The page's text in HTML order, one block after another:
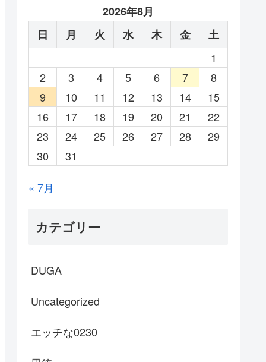
2026年8月
日
月 火 水 木 金
土
1
2
3 4 5 6 7
8
9
10 11 12 13 14
15
16
17 18 19 20 21
22
23
24 25 26 27 28
29
30
31
« 7月
カテゴリー
DUGA
Uncategorized
エッチな0230